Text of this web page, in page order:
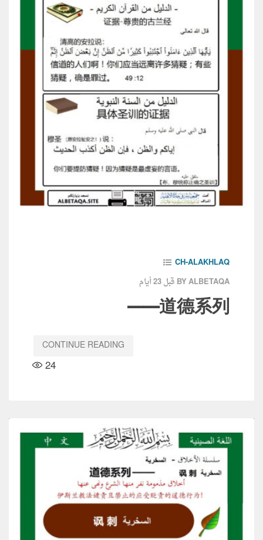
CH-ALAKHLAQ
قبل 23 أيام BY ALBETAQA
道德系列——
CONTINUE READING
24